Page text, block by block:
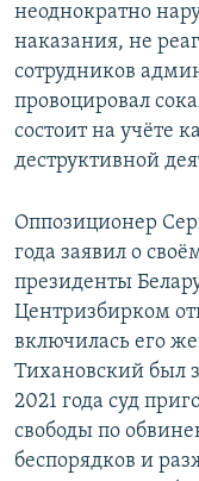
неоднократно
наказания, не
сотрудников
провоцировал
состоит на учёте
деструктивной
Оппозиционер
года заявил о
президенты
Центризбирком
включилась его
Тихановский был
2021 года суд
свободы по
беспорядков и